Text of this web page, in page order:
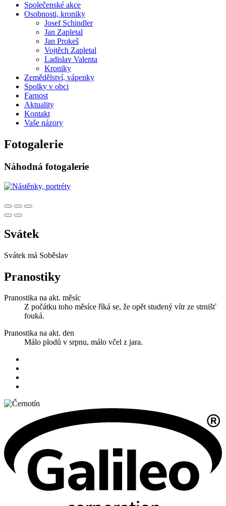
Společenské akce
Osobnosti, kroniky
Josef Schindler
Jan Zapletal
Jan Prokeš
Vojtěch Zapletal
Ladislav Valenta
Kroniky
Zemědělství, vápenky
Spolky v obci
Farnost
Aktuality
Kontakt
Vaše názory
Fotogalerie
Náhodná fotogalerie
Svátek
Svátek má Soběslav
Pranostiky
Pranostika na akt. měsíc
Z počátku toho měsíce říká se, že opět studený vítr ze strnišť
fouká.
Pranostika na akt. den
Málo plodů v srpnu, málo včel z jara.